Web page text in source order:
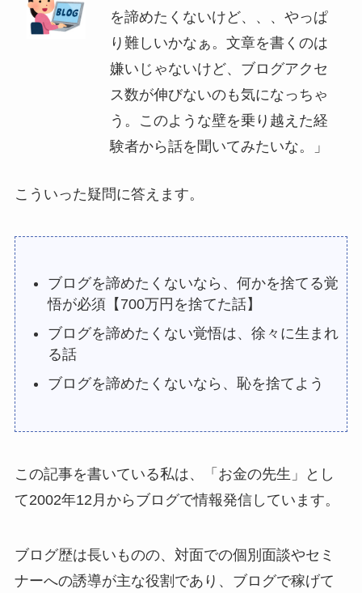
を諦めたくないけど、、、やっぱ
り難しいかなぁ。文章を書くのは
嫌いじゃないけど、ブログアクセ
ス数が伸びないのも気になっちゃ
う。このような壁を乗り越えた経
験者から話を聞いてみたいな。」
こういった疑問に答えます。
ブログを諦めたくないなら、何かを捨てる覚
悟が必須【700万円を捨てた話】
ブログを諦めたくない覚悟は、徐々に生まれ
る話
ブログを諦めたくないなら、恥を捨てよう
この記事を書いている私は、「お金の先生」とし
て2002年12月からブログで情報発信しています。
ブログ歴は長いものの、対面での個別面談やセミ
ナーへの誘導が主な役割であり、ブログで稼げて